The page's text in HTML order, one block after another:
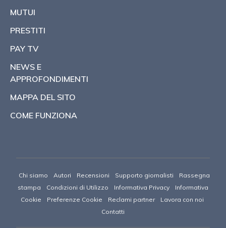
MUTUI
PRESTITI
PAY TV
NEWS E
APPROFONDIMENTI
MAPPA DEL SITO
COME FUNZIONA
Chi siamo Autori Recensioni Supporto giornalisti
Rassegna
stampa
Condizioni di Utilizzo Informativa Privacy
Informativa
Cookie
Preferenze Cookie Reclami partner
Lavora con noi
Contatti